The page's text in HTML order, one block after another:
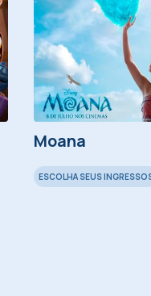
Moana
ESCOLHA SEUS